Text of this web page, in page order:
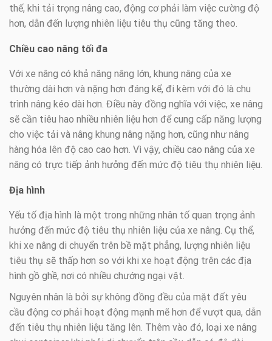
thế, khi tải trọng nâng cao, động cơ phải làm việc cường độ
hơn, dẫn đến lượng nhiên liệu tiêu thụ cũng tăng theo.
Chiều cao nâng tối đa
Với xe nâng có khả năng nâng lớn, khung nâng của xe
thường dài hơn và nặng hơn đáng kể, đi kèm với đó là chu
trình nâng kéo dài hơn. Điều này đồng nghĩa với việc, xe nâng
sẽ cần tiêu hao nhiều nhiên liệu hơn để cung cấp năng lượng
cho việc tải và nâng khung nâng nặng hơn, cũng như nâng
hàng hóa lên độ cao cao hơn. Vì vậy, chiều cao nâng của xe
nâng có trực tiếp ảnh hưởng đến mức độ tiêu thụ nhiên liệu.
Địa hình
Yếu tố địa hình là một trong những nhân tố quan trọng ảnh
hưởng đến mức độ tiêu thụ nhiên liệu của xe nâng. Cụ thể,
khi xe nâng di chuyển trên bề mặt phẳng, lượng nhiên liệu
tiêu thụ sẽ thấp hơn so với khi xe hoạt động trên các địa
hình gồ ghề, nơi có nhiều chướng ngại vật.
Nguyên nhân là bởi sự không đồng đều của mặt đất yêu
cầu động cơ phải hoạt động mạnh mẽ hơn để vượt qua, dẫn
đến tiêu thụ nhiên liệu tăng lên. Thêm vào đó, loại xe nâng